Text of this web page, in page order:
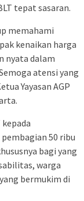
tepat sasaran.
memahami
kenaikan harga
nyata dalam
atensi yang
Yayasan AGP
50 ribu
bagi yang
warga
bermukim di